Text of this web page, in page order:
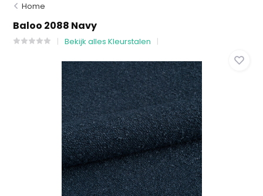
Home
Baloo 2088 Navy
Bekijk alles Kleurstalen